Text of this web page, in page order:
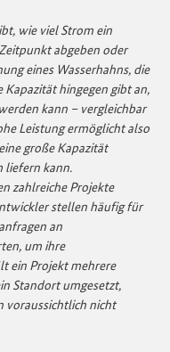
wie viel Strom ein
abgeben oder
eines Wasserhahns, die
hingegen gibt an,
kann – vergleichbar
Leistung ermöglicht also
große Kapazität
liefern kann.
zahlreiche Projekte
stellen häufig für
an
um ihre
ein Projekt mehrere
Standort umgesetzt,
voraussichtlich nicht